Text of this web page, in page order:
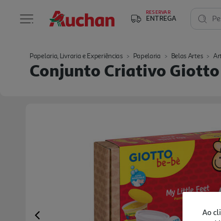
RESERVAR
ENTREGA
Papelaria, Livraria e Experiências Papelaria Belas Artes
Conjunto Criativo
Ao